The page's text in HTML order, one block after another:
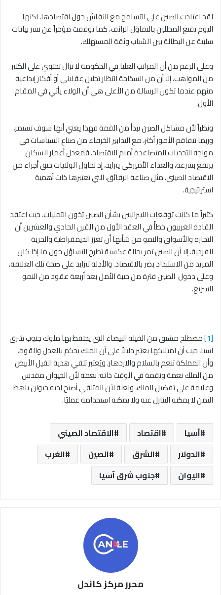
لقد اعتادت الصين على التسامح مع النقاش حول اقتصادها، لكنها
اليوم تقنع المحللين بالتفاؤل الزائف، كما توقفت مؤخراً عن نشر بيانات
سلبية عن البطالة بين الشباب وثقة المستهلك.
وعلى الرغم من أن المراتب العليا في الحكومة لا تزال تحتوي على الكثير
من المواهب، إلا أن من السذاجة انتظار تحليل عقلاني أو أفكار إبداعية
منهم عندما تكون الرسالة من الأعلى هي أن الولاء يأتي في المقام
الأول.
ونظراً لأن مشاكل الصين تبدأ من القمة فهذا يعني أنها سوف تستمر،
وربما تتفاقم الأمور أكثر، مع التدابير الخرقاء من صناع السياسات في
مواجه التحديات المتصاعدة أمام الاقتصاد. فمعدل أعمار السكان
يرتفع بسرعة، والعداء الأميركي يتزايد، إذ تحاول الولايات خنق أجزاء من
الاقتصاد الصيني، مثل صناعة الرقائق، التي تعتبرها ذات أهمية
استراتيجية.
كثيراً ما كانت توقعات الليبراليين بشأن الصين تخون التمنيات، حيث اعتقد
القادة الغربيون خطأً في العقد الأول من القرن الحادي والعشرين أن
التجارة والأسواق والنمو من شأنها أن تعزز الديمقراطية والحرية
الفردية. إلا أن الصين تمر بحالة عكسية تطرح التساؤل حول ما إذا كان
المزيد من الاستبداد يضر بالاقتصاد. والأدلة تتزايد على صحة تلك العلاقة،
وعلى دخول الصين فترة من خيبة الأمل بعد أربعة عقود من النمو
السريع.
[1] مصطلح مشتق من الفيلة البيضاء التي يحتفظ بها ملوك جنوب شرق
آسيا، حيث أن امتلاكها يعتبر دليلاً على أن الملك يحكم بالعدل والقوة،
وأن المملكة تنعم بالسلام والازدهار. ويُعتبر تلقي هدية الفيل الأبيض
من الملك نعمة ونقمة في الوقت ذاته؛ نعمة لأن الحيوان مقدس
وعلامة على تفضيل الملك، ولعنة لأن المتلقي أصبح لديه حيوان باهظ
الثمن لا يمكنه التنازل عنه ولا يمكنه استخدامه عمليًا.
آسيا اقتصاد
الاقتصاد الصيني
الدولار
الشرق الصين
الغرب
اليوان
جنوب شرق آسيا
محرر مركز كاندل